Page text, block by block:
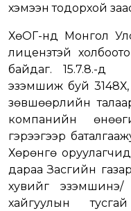
хэмээн тодорхой
ХөОГ-нд Монгол
лицензтэй
байдаг. 15.7.8.-д
эзэмшиж буй 3148Х,
зөвшөөрлийн
компанийн
гэрээгээр
Хөрөнгө оруулагчид
дараа Засгийн
хувийг
хайгуулын